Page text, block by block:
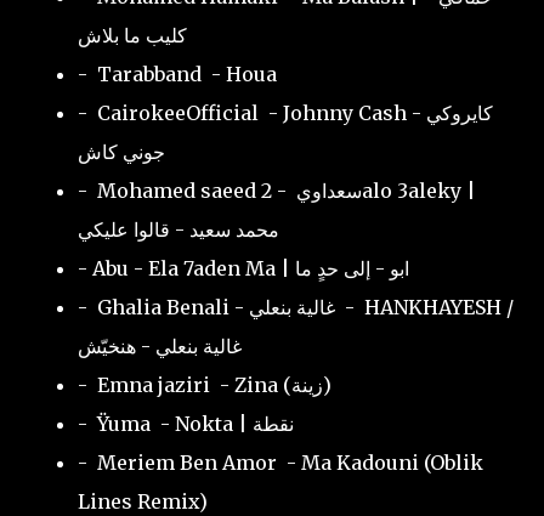
كليب ما بلاش
- Tarabband - Houa
- CairokeeOfficial - Johnny Cash كايروكي -
جوني كاش
- Mohamed saeed سعداوي - 2alo 3aleky |
- Abu - Ela 7aden Ma | ابو - إلى حدٍ ما
- Ghalia Benali - غالية بنعلي - HANKHAYESH /
غالية بنعلي - هنخيّش
- Emna jaziri - Zina (زينة)
- Ÿuma - Nokta | نقطة
- Meriem Ben Amor - Ma Kadouni (Oblik
Lines Remix)